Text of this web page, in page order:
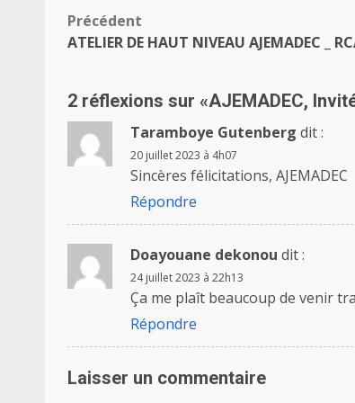
Navigation
Précédent
ATELIER DE HAUT NIVEAU AJEMADEC _
2 réflexions sur «AJEMADEC,
Taramboye Gutenberg dit :
20 juillet 2023 à 4h07
Sincères félicitations, AJEMADEC
Répondre
Doayouane dekonou dit :
24 juillet 2023 à 22h13
Ça me plaît beaucoup de venir
Répondre
Laisser un commentaire